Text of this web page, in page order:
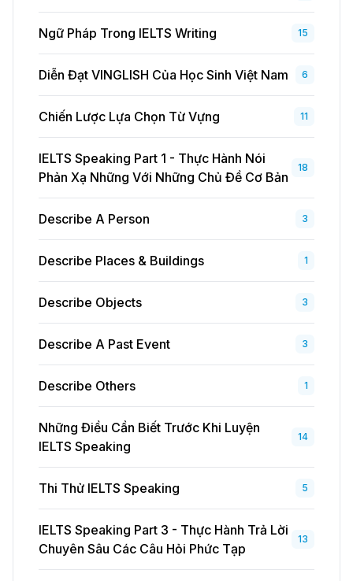
Ngữ Pháp Trong IELTS Writing 15
Diễn Đạt VINGLISH Của Học Sinh Việt Nam 6
Chiến Lược Lựa Chọn Từ Vựng 11
IELTS Speaking Part 1 - Thực Hành Nói
Phản Xạ Những Với Những Chủ Đề Cơ Bản
18
Describe A Person 3
Describe Places & Buildings 1
Describe Objects 3
Describe A Past Event 3
Describe Others 1
Những Điều Cần Biết Trước Khi Luyện
IELTS Speaking
14
Thi Thử IELTS Speaking 5
IELTS Speaking Part 3 - Thực Hành Trả Lời
Chuyên Sâu Các Câu Hỏi Phức Tạp
13